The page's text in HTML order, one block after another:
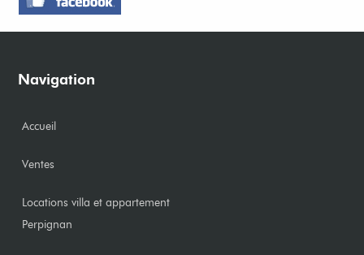
Navigation
Accueil
Ventes
Locations villa et appartement
Perpignan